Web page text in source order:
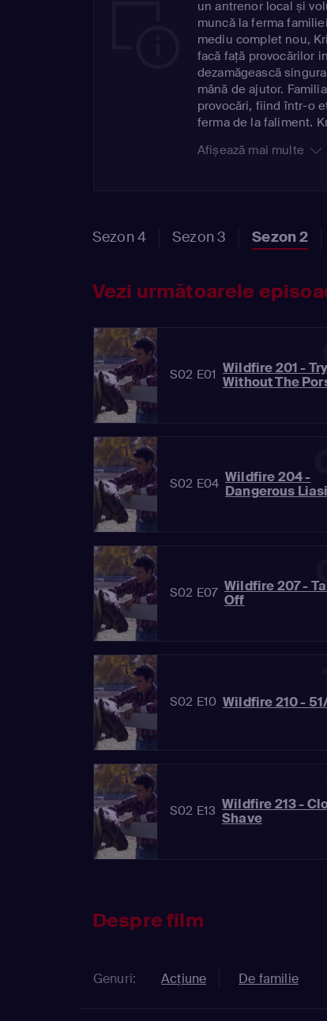
un antrenor local și
muncă la ferma
mediu complet nou,
facă față provocărilor
dezamăgească
mână de ajutor.
provocări, fiind într-o
ferma de la faliment.
Afișează mai multe
Sezon 4 Sezon 3 Sezon 2
Vezi următoarele
S02 E01 Wildfire 201 -
Without The
S02 E04 Wildfire 204 -
Dangerous
S02 E07 Wildfire 207 -
Off
S02 E10 Wildfire 210 -
S02 E13 Wildfire 213 -
Shave
Despre film
Genuri: Acțiune De familie